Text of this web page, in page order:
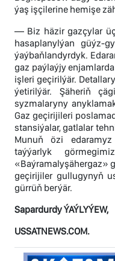
ýaş işçilerine hemişe
— Biz häzir gazçylar
hasaplanylýan güýz-
ýaýbaňlandyrdyk.
gaz paýlaýjy
işleri geçirilýär.
ýetirilýär. Şäheriň
syzmalaryny
Gaz geçirijileri
stansiýalar, gatlalar
Munuň özi
taýýarlyk
«Baýramalyşähergaz»
geçirijiler gullugynyň
gürrüň berýär.
Sapardurdy ÝAÝLYÝEW,
USSATNEWS.COM.